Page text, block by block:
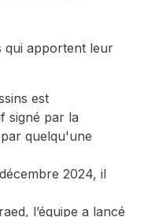
qui apportent leur
est
signé par la
quelqu'une
2024, il
l’équipe a lancé